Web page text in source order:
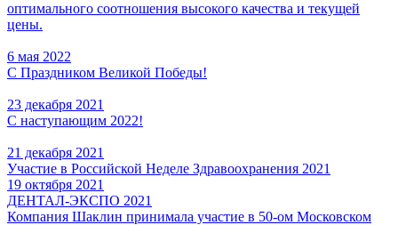
оптимального соотношения высокого качества и текущей
цены.
6 мая 2022
С Праздником Великой Победы!
23 декабря 2021
С наступающим 2022!
21 декабря 2021
Участие в Российской Неделе Здравоохранения 2021
19 октября 2021
ДЕНТАЛ-ЭКСПО 2021
Компания Шаклин принимала участие в 50-ом Московском